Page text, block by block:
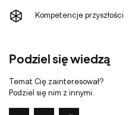
Kompetencje przyszłości
Podziel się wiedzą
Temat Cię zainteresował?
Podziel się nim z innymi.